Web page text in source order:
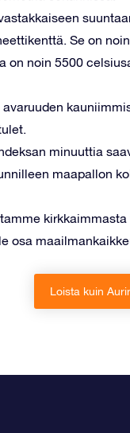
Se on
on noin 5500
minuuttia
maapallon
osa
Loista kuin